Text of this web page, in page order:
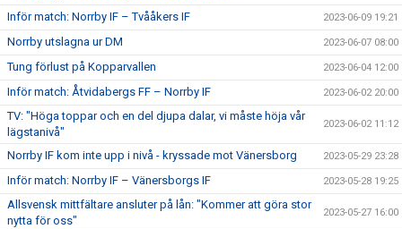
Inför match: Norrby IF – Tvååkers IF 2023-06-09 19:21
Norrby utslagna ur DM 2023-06-07 08:00
Tung förlust på Kopparvallen 2023-06-04 12:00
Inför match: Åtvidabergs FF – Norrby IF 2023-06-02 20:00
TV: "Höga toppar och en del djupa dalar, vi måste höja vår
lägstanivå"
2023-06-02 11:12
Norrby IF kom inte upp i nivå - kryssade mot Vänersborg 2023-05-29 23:28
Inför match: Norrby IF – Vänersborgs IF 2023-05-28 19:25
Allsvensk mittfältare ansluter på lån: "Kommer att göra stor
nytta för oss"
2023-05-27 16:00